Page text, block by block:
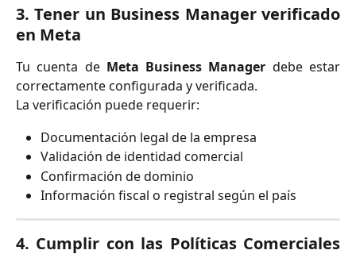
3. Tener un Business Manager verificado
en Meta
Tu cuenta de Meta Business Manager debe estar
correctamente configurada y verificada.
La verificación puede requerir:
Documentación legal de la empresa
Validación de identidad comercial
Confirmación de dominio
Información fiscal o registral según el país
4. Cumplir con las Políticas Comerciales